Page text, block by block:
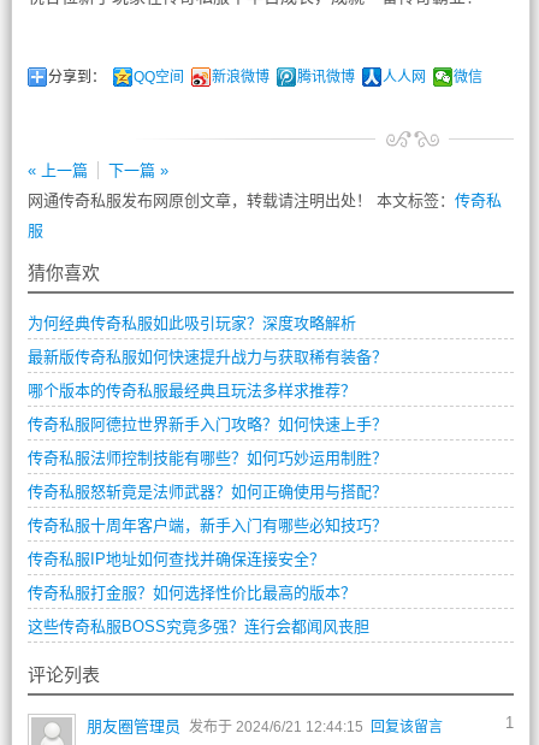
分享到： QQ空间 新浪微博 腾讯微博 人人网 微信
« 上一篇
下一篇 »
网通传奇私服发布网原创文章，转载请注明出处！ 本文标签： 传奇私
服
猜你喜欢
为何经典传奇私服如此吸引玩家？深度攻略解析
最新版传奇私服如何快速提升战力与获取稀有装备？
哪个版本的传奇私服最经典且玩法多样求推荐？
传奇私服阿德拉世界新手入门攻略？如何快速上手？
传奇私服法师控制技能有哪些？如何巧妙运用制胜？
传奇私服怒斩竟是法师武器？如何正确使用与搭配？
传奇私服十周年客户端，新手入门有哪些必知技巧？
传奇私服IP地址如何查找并确保连接安全？
传奇私服打金服？如何选择性价比最高的版本？
这些传奇私服BOSS究竟多强？连行会都闻风丧胆
评论列表
1
朋友圈管理员 发布于 2024/6/21 12:44:15 回复该留言